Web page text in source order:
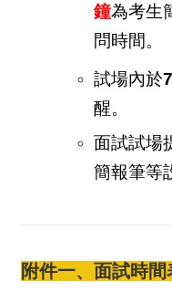
鐘為考生
問時間。
試場內於7
醒。
面試試場
簡報筆等
附件一、面試時間